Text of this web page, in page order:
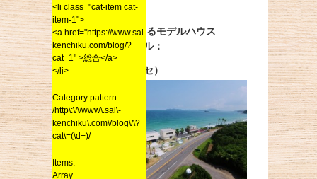
二丈 海の見えるモデルハウス
フリーダイアル：
0120-134048
（1340シアワセ）
<li class="cat-item cat-
item-1">
<a href="https://www.sai-
kenchiku.com/blog/?
cat=1" >総合</a>
</li>
Category pattern:
/http\:\/\/www\.sai\-
kenchiku\.com\/blog\/\?
cat\=(\d+)/
Items:
Array